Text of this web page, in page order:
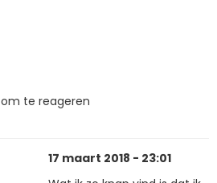
om te reageren
17 maart 2018 - 23:01